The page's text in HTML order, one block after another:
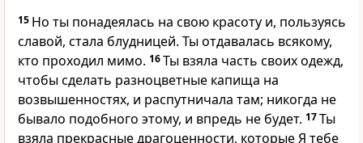
15 Но ты понадеялась на свою красоту и, пользуясь
славой, стала блудницей. Ты отдавалась всякому,
кто проходил мимо. 16Ты взяла часть своих одежд,
чтобы сделать разноцветные капища на
возвышенностях, и распутничала там; никогда не
бывало подобного этому, и впредь не будет. 17Ты
взяла прекрасные драгоценности, которые Я тебе